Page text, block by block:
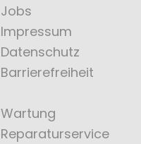
Jobs
Impressum
Datenschutz
Barrierefreiheit
Wartung
Reparaturservice